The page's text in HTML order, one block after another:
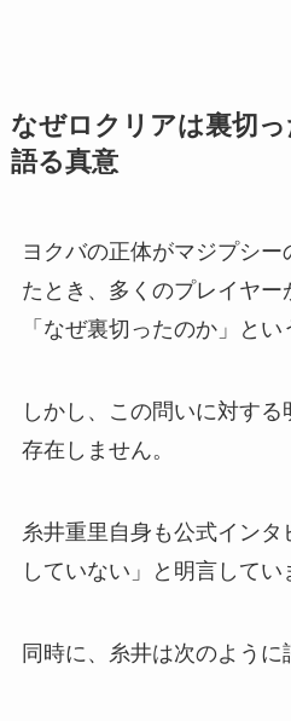
なぜロクリアは裏切
語る真意
ヨクバの正体がマジプシ
たとき、多くのプレイヤー
「なぜ裏切ったのか」とい
しかし、この問いに対す
存在しません。
糸井重里自身も公式イン
していない」と明言してい
同時に、糸井は次のように